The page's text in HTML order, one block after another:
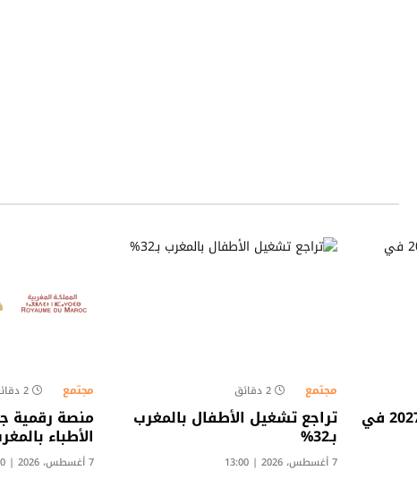
الدخول المدرسي 2026-2027 في
مجتمع 2 دقائق
تراجع تشغيل الأطفال بالمغرب
بـ32%
7 أغسطس، 2026 | 13:00
مجتمع 2 دقائق
منصة رقمية
الأطباء
7 أغسطس، 2026 | 10:00